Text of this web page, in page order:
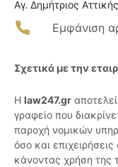
Αγ. Δημήτριος
Εμφάνιση
Σχετικά με την
Η law247.gr
γραφείο που
παροχή νομικών
όσο και
κάνοντας χρήση της